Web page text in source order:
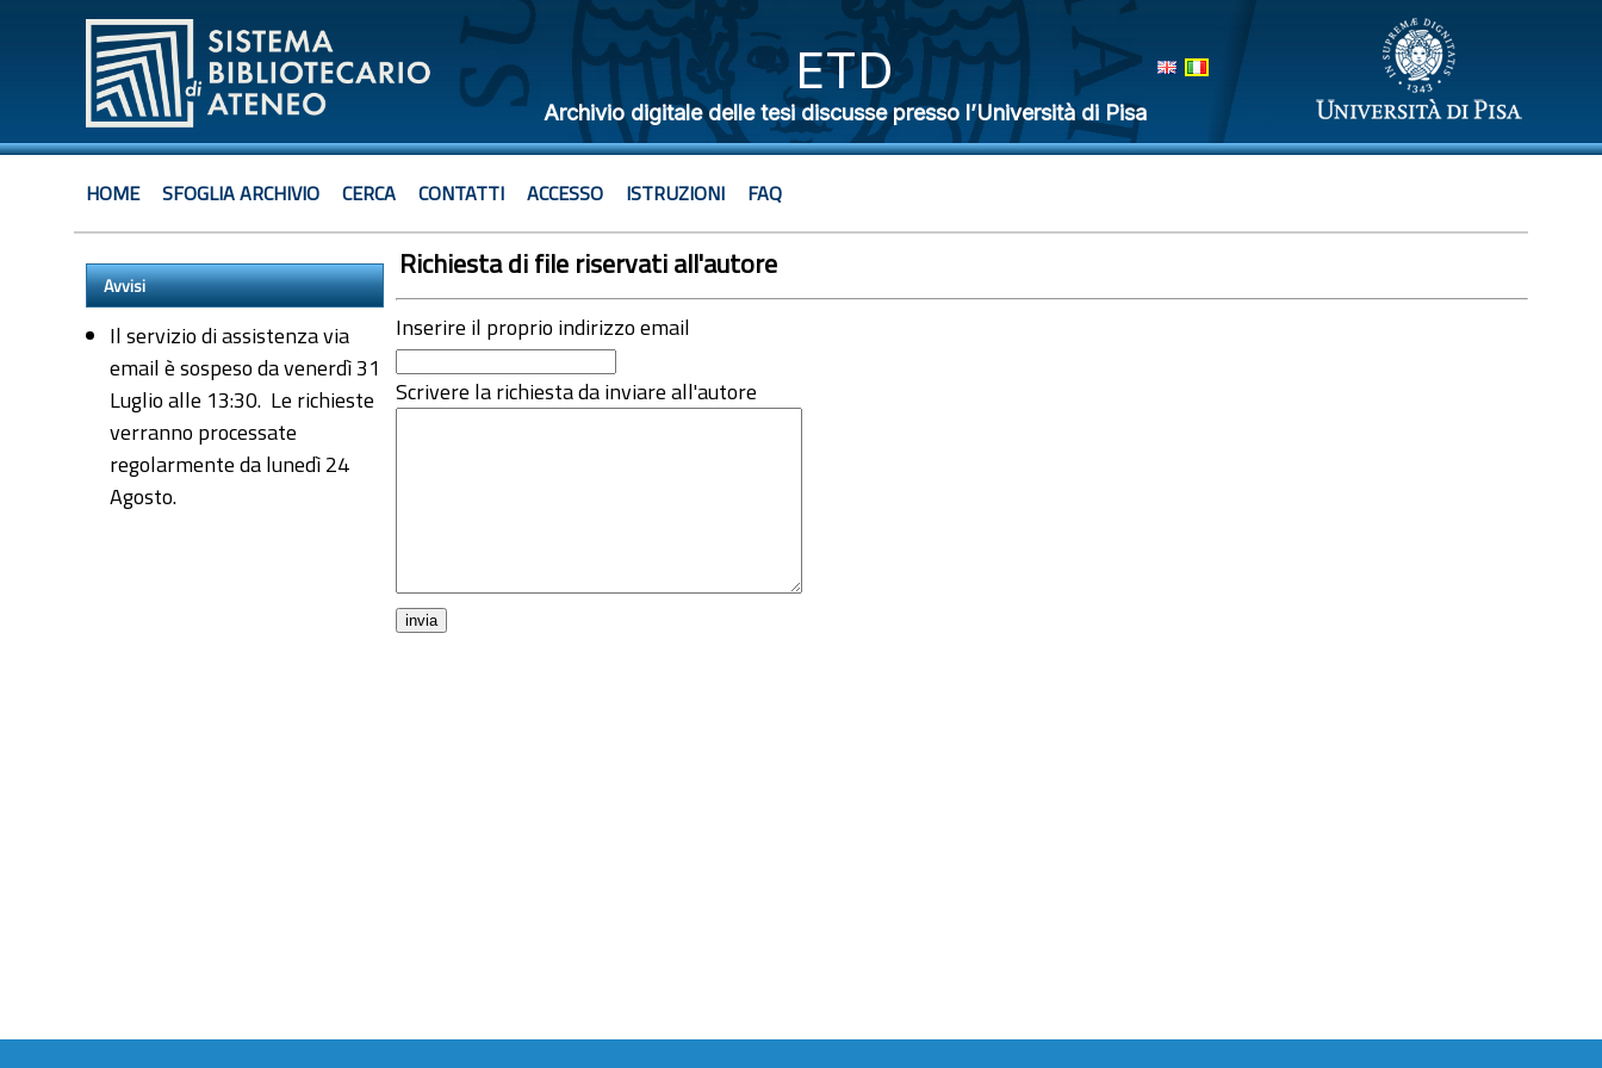
ETD
Archivio digitale delle tesi discusse presso l’Università di Pisa
HOME SFOGLIA ARCHIVIO CERCA CONTATTI ACCESSO ISTRUZIONI FAQ
Avvisi
Il servizio di assistenza via
email è sospeso da venerdì 31
Luglio alle 13:30. Le richieste
verranno processate
regolarmente da lunedì 24
Agosto.
Richiesta di file riservati all'autore
Inserire il proprio indirizzo email
Scrivere la richiesta da inviare all'autore